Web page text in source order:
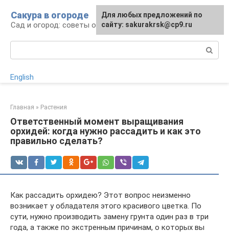
контенту
Сакура в огороде
Сад и огород: советы огородникам
English
Главная » Растения
Ответственный момент выращивания
орхидей: когда нужно рассадить и как это
правильно сделать?
Как рассадить орхидею? Этот вопрос неизменно
возникает у обладателя этого красивого цветка. По
сути, нужно производить замену грунта один раз в три
года, а также по экстренным причинам, о которых вы
Для любых предложений по
сайту: sakurakrsk@cp9.ru